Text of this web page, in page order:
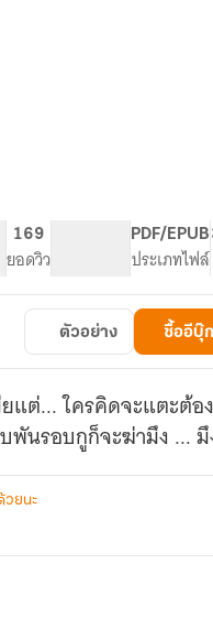
169
ยอดวิว
PDF/EPUB
ประเภทไฟล์
ตัวอย่าง ซื้ออีบุ๊ก
แต่... ใครคิดจะแตะต้
พันรอบกูก็จะฆ่ามึง ...
วยนะ